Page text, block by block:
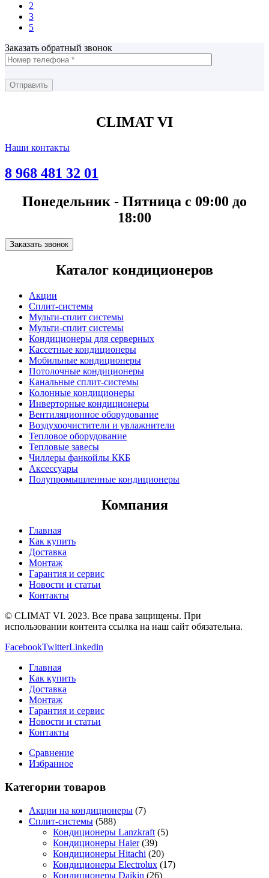
2
3
5
Заказать обратный звонок
CLIMAT VI
Наши контакты
8 968 481 32 01
Понедельник - Пятница с 09:00 до
18:00
Заказать звонок
Каталог кондиционеров
Акции
Сплит-системы
Мульти-сплит системы
Мульти-сплит системы
Кондиционеры для серверных
Кассетные кондиционеры
Мобильные кондиционеры
Потолочные кондиционеры
Канальные сплит-системы
Колонные кондиционеры
Инверторные кондиционеры
Вентиляционное оборудование
Воздухоочистители и увлажнители
Тепловое оборудование
Тепловые завесы
Чиллеры фанкойлы ККБ
Аксессуары
Полупромышленные кондиционеры
Компания
Главная
Как купить
Доставка
Монтаж
Гарантия и сервис
Новости и статьи
Контакты
© CLIMAT VI. 2023. Все права защищены. При
использовании контента ссылка на наш сайт обязательна.
FacebookTwitterLinkedin
Главная
Как купить
Доставка
Монтаж
Гарантия и сервис
Новости и статьи
Контакты
Сравнение
Избранное
Категории товаров
Акции на кондиционеры (7)
Сплит-системы (588)
Кондиционеры Lanzkraft (5)
Кондиционеры Haier (39)
Кондиционеры Hitachi (20)
Кондиционеры Electrolux (17)
Кондиционеры Daikin (26)